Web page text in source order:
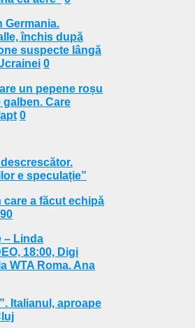
Germania.
închis după
suspecte lângă
0
un pepene roșu
Care
0
e speculație”
care a făcut echipă
– Linda
18:00, Digi
WTA Roma. Ana
Italianul, aproape